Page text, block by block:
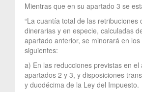
Mientras que en su apartado 3 se
“La cuantía total de las retribuciones
dinerarias y en especie, calculadas
apartado anterior, se minorará en
siguientes:
a) En las reducciones previstas en el
apartados 2 y 3, y disposiciones
y duodécima de la Ley del Impuesto.